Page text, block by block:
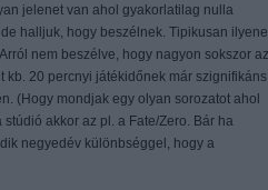
jelenet van ahol gyakorlatilag nulla
halljuk, hogy beszélnek. Tipikusan
nem beszélve, hogy nagyon sokszor az
kb. 20 percnyi játékidőnek már szignifikáns
(Hogy mondjak egy olyan sorozatot ahol
akkor az pl. a Fate/Zero. Bár ha
negyedév különbséggel, hogy a